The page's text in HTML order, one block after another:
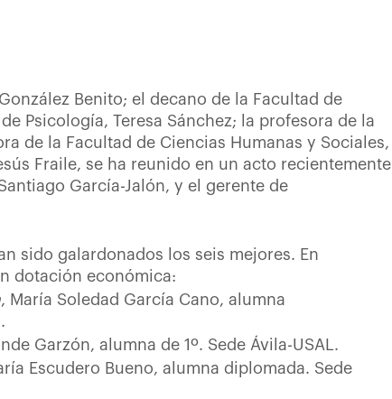
Benito; el decano de la Facultad de
Psicología, Teresa Sánchez; la profesora de la
de la Facultad de Ciencias Humanas y Sociales,
Fraile, se ha reunido en un acto recientemente
García-Jalón, y el gerente de
sido galardonados los seis mejores. En
dotación económica:
, María Soledad García Cano, alumna
Garzón, alumna de 1º. Sede Ávila-USAL.
Escudero Bueno, alumna diplomada. Sede